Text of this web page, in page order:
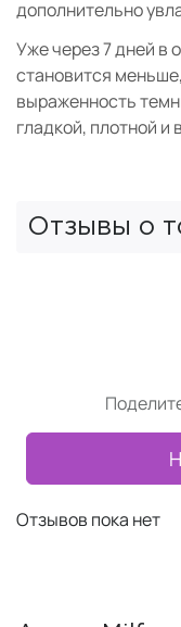
дополнительно
Уже через 7 дней в
становится
выраженность
гладкой, плотной
Отзывы о
Отзывов пока нет